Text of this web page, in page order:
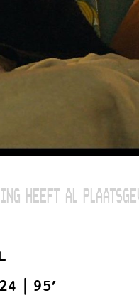
HEEFT AL
95’